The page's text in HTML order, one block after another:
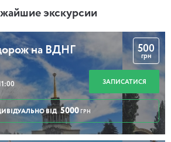
экскурсии
на ВДНГ 500
грн
ЗАПИСАТИСЯ
ВІД 5000 ГРН